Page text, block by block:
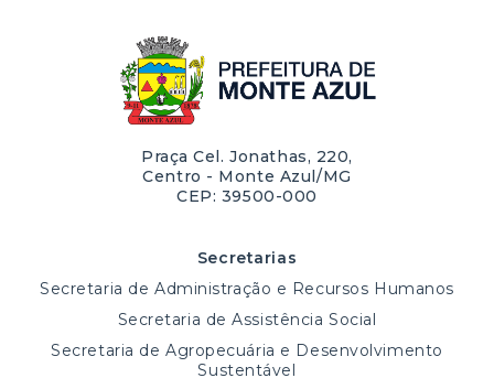
Praça Cel. Jonathas, 220,
Centro - Monte Azul/MG
CEP: 39500-000
Secretarias
Secretaria de Administração e Recursos Humanos
Secretaria de Assistência Social
Secretaria de Agropecuária e Desenvolvimento
Sustentável